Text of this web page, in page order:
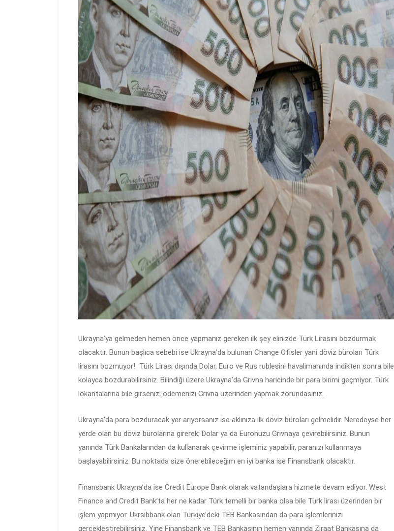
Ukrayna’ya gelmeden hemen önce yapmanız gereken ilk şey elinizde Türk Lirasını bozdurmak
olacaktır. Bunun başlıca sebebi ise Ukrayna’da bulunan Change Ofisler yani döviz büroları Türk
lirasını bozmuyor! Türk Lirası dışında Dolar, Euro ve Rus rublesini havalimanında indikten sonra bile
kolayca bozdurabilirsiniz. Bilindiği üzere Ukrayna’da Grivna haricinde bir para birimi geçmiyor. Türk
lokantalarına bile girseniz; ödemenizi Grivna üzerinden yapmak zorundasınız.
Ukrayna’da para bozduracak yer arıyorsanız ise aklınıza ilk döviz büroları gelmelidir. Neredeyse her
yerde olan bu döviz bürolarına girerek; Dolar ya da Euronuzu Grivnaya çevirebilirsiniz. Bunun
yanında Türk Bankalarından da kullanarak çevirme işleminiz yapabilir, paranızı kullanmaya
başlayabilirsiniz. Bu noktada size önerebileceğim en iyi banka ise Finansbank olacaktır.
Finansbank Ukrayna’da ise Credit Europe Bank olarak vatandaşlara hizmete devam ediyor. West
Finance and Credit Bank’ta her ne kadar Türk temelli bir banka olsa bile Türk lirası üzerinden bir
işlem yapmıyor. Ukrsibbank olan Türkiye’deki TEB Bankasından da para işlemlerinizi
gerçekleştirebilirsiniz. Yine Finansbank ve TEB Bankasının hemen yanında Ziraat Bankasına da